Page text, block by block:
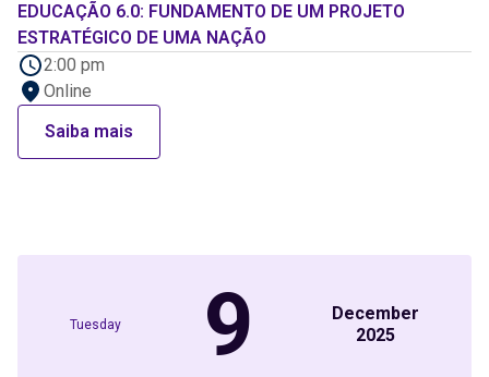
EDUCAÇÃO 6.0: FUNDAMENTO DE UM PROJETO
ESTRATÉGICO DE UMA NAÇÃO
2:00 pm
Online
Saiba mais
Tuesday 9
December
2025